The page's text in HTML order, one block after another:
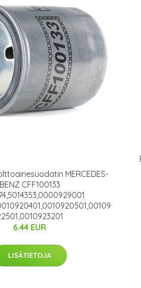
MERCEDES-
BENZ CFF100133
6.44 EUR
LISÄTIETOJA